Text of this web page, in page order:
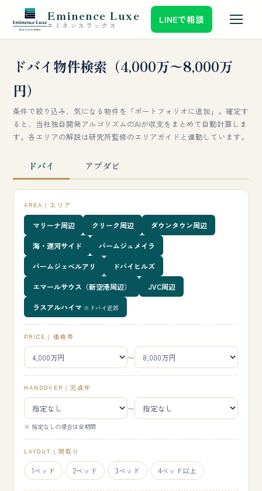
Eminence Luxe
エミネンスラックス LINEで相談
ドバイ物件検索（4,000万〜8,000万
円）
条件で絞り込み、気になる物件を「ポートフォリオに追加」。確定す
ると、当社独自開発アルゴリズムのAIが収支をまとめて自動計算しま
す。各エリアの解説は研究所監修のエリアガイドと連動しています。
ドバイ アブダビ
AREA｜エリア
マリーナ周辺 クリーク周辺 ダウンタウン周辺
海・運河サイド パームジュメイラ
パームジェベルアリ ドバイヒルズ
エマールサウス（新空港周辺） JVC周辺
ラスアルハイマ ※ドバイ近郊
PRICE｜価格帯
〜
HANDOVER｜完成年
〜
※ 指定なしの場合は全期間
LAYOUT｜間取り
1ベッド 2ベッド 3ベッド 4ベッド以上